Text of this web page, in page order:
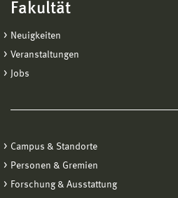
Fakultät
Neuigkeiten
Veranstaltungen
Jobs
Campus & Standorte
Personen & Gremien
Forschung & Ausstattung